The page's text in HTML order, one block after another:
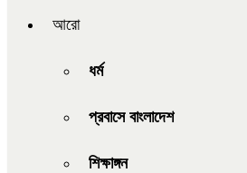
আরো
ধর্ম
প্রবাসে বাংলাদেশ
শিক্ষাঙ্গন